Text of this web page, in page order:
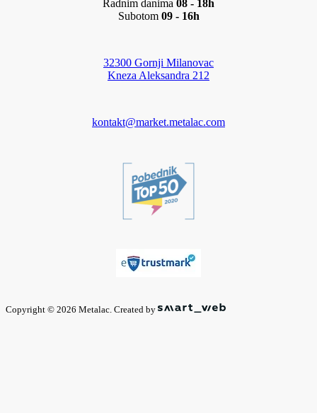
Radnim danima 08 - 18h
Subotom 09 - 16h
32300 Gornji Milanovac
Kneza Aleksandra 212
kontakt@market.metalac.com
Copyright © 2026 Metalac. Created by